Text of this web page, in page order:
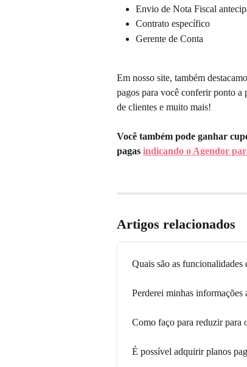
Envio de Nota Fiscal
Contrato específico
Gerente de Conta
Em nosso site, também
pagos para você conferir ponto a
de clientes e muito mais!
Você também pode ganhar
pagas indicando o Agendor
Artigos relacionados
Quais são as
Perderei minhas informações
Como faço para reduzir para
É possível adquirir planos